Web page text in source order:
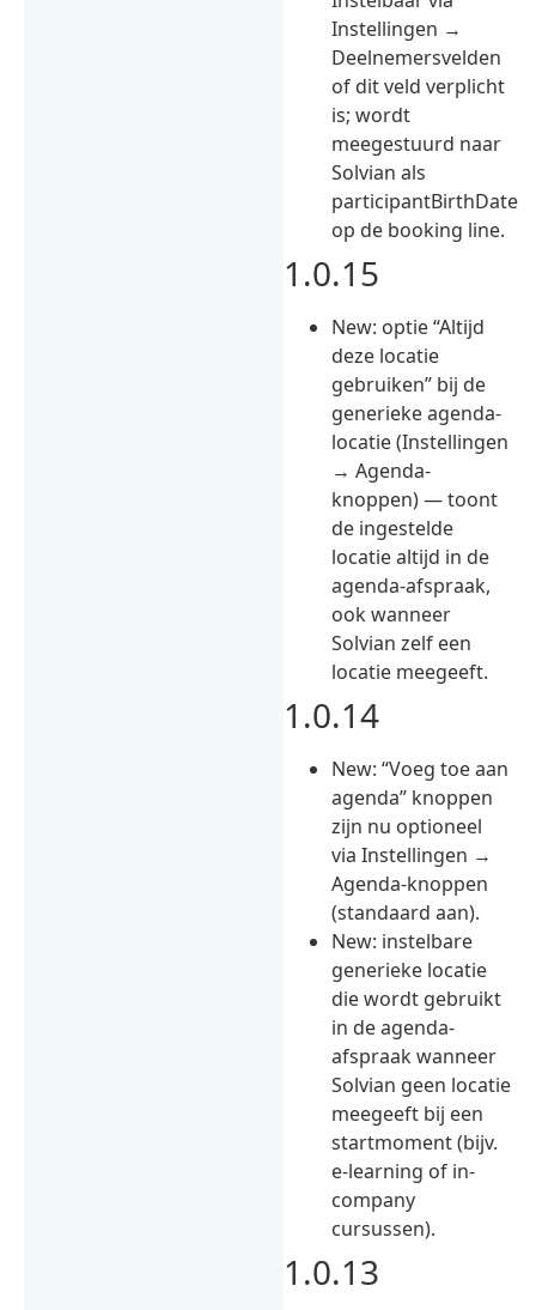
Instellingen →
Deelnemersvelden
of dit veld verplicht
is; wordt
meegestuurd naar
Solvian als
participantBirthDate
op de booking line.
1.0.15
New: optie “Altijd
deze locatie
gebruiken” bij de
generieke agenda-
locatie (Instellingen
→ Agenda-
knoppen) — toont
de ingestelde
locatie altijd in de
agenda-afspraak,
ook wanneer
Solvian zelf een
locatie meegeeft.
1.0.14
New: “Voeg toe aan
agenda” knoppen
zijn nu optioneel
via Instellingen →
Agenda-knoppen
(standaard aan).
New: instelbare
generieke locatie
die wordt gebruikt
in de agenda-
afspraak wanneer
Solvian geen locatie
meegeeft bij een
startmoment (bijv.
e-learning of in-
company
cursussen).
1.0.13